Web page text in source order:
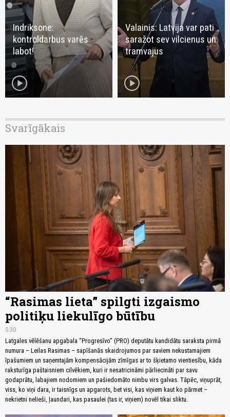
Indriksone:
kontroldarbus varēs
labot!
play_circle
Valainis: Latvija var pati
saražot sev vilcienus un
tramvajus
play_circle
Svarīgākais
“Rasimas lieta” spilgti izgaismo
politiķu liekulīgo būtību
5:30
Latgales vēlēšanu apgabala “Progresīvo” (PRO) deputātu kandidātu saraksta pirmā
numura – Leilas Rasimas – sapīšanās skaidrojumos par saviem nekustamajiem
īpašumiem un saņemtajām kompensācijām zīmīgas ar to šķietamo vientiesību, kāda
raksturīga paštaisniem cilvēkiem, kuri ir nesatricināmi pārliecināti par savu
godaprātu, labajiem nodomiem un pašiedomāto nimbu virs galvas. Tāpēc, viņuprāt,
viss, ko viņi dara, ir taisnīgs un apgarots, bet visi, kas viņiem kaut ko pārmet –
nekrietni nelieši, ļaundari, kas pasaulei (tas ir, viņiem) novēl tikai sliktu.